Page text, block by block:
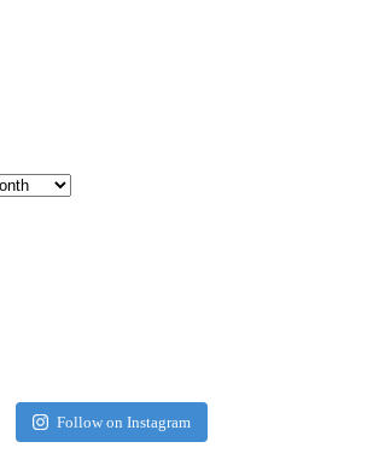
Follow on Instagram